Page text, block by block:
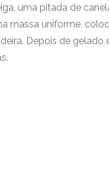
uma pitada de
massa uniforme,
Depois de gelado